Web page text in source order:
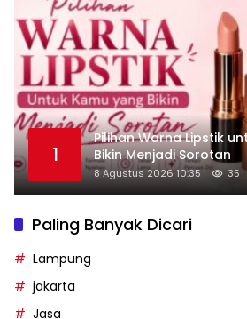
1
Pilihan Warna Lipstik
Bikin Menjadi Sorotan
8 Agustus 2026 10:35 35
Paling Banyak Dicari
Lampung
jakarta
Jasa